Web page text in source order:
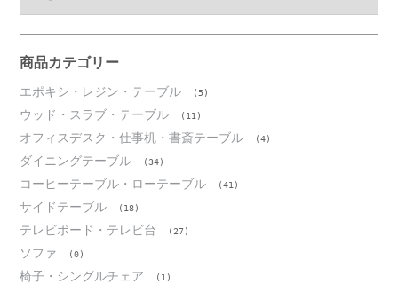
ブ
商品カテゴリー
エポキシ・レジン・テーブル (5)
ウッド・スラブ・テーブル (11)
オフィスデスク・仕事机・書斎テーブル (4)
ダイニングテーブル (34)
コーヒーテーブル・ローテーブル (41)
サイドテーブル (18)
テレビボード・テレビ台 (27)
ソファ (0)
椅子・シングルチェア (1)